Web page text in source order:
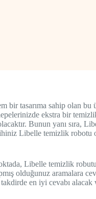
bir tasarıma sahip olan
ekstra bir
Bunun yanı
Libelle temizlik robotu
Libelle temizlik
olduğunuz
en iyi cevabı